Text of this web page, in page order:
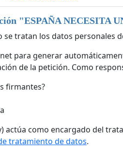
"ESPAÑA NECESITA
se tratan los datos personales
para generar
de la petición. Como
firmantes?
actúa como encargado del
tratamiento de datos.